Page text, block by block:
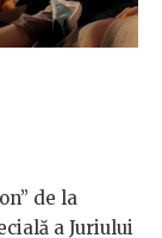
de la
a Juriului